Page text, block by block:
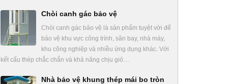
Chòi canh gác bảo vệ
Chòi canh gác bảo vệ là sản phẩm tuyệt vời để
bảo vệ khu vực công trình, sân bay, nhà máy,
khu công nghiệp và nhiều ứng dụng khác. Với
kết cấu thép chắc chắn và khả năng chịu gió…
Nhà bảo vệ khung thép mái bo tròn